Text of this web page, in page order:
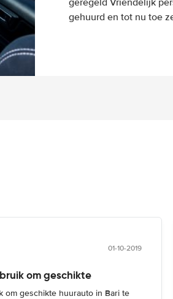
geregeld Vriendelijk
gehuurd en tot nu toe
01-10-2019
om geschikte
om geschikte huurauto in Bari te